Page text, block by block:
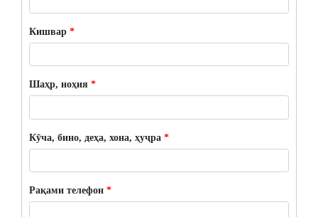
Кишвар *
Шаҳр, ноҳия *
Кӯча, бино, деҳа, хона, ҳуҷра *
Рақами телефон *